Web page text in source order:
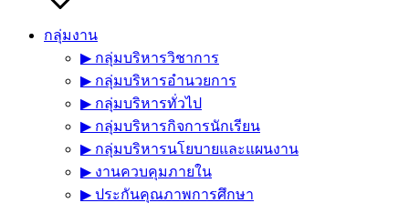
กลุ่มงาน
▶︎ กลุ่มบริหารวิชาการ
▶︎ กลุ่มบริหารอำนวยการ
▶︎ กลุ่มบริหารทั่วไป
▶︎ กลุ่มบริหารกิจการนักเรียน
▶︎ กลุ่มบริหารนโยบายและแผนงาน
▶︎ งานควบคุมภายใน
▶︎ ประกันคุณภาพการศึกษา